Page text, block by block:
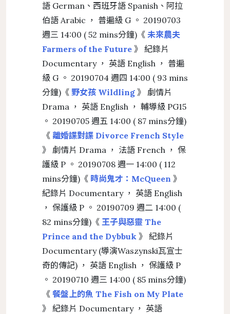
語 German、西班牙語 Spanish、阿拉
伯語 Arabic ， 普遍級 G 。 20190703
週三 14:00 ( 52 mins分鐘)《 未來農夫
Farmers of the Future 》 紀錄片
Documentary ， 英語 English ， 普遍
級 G 。 20190704 週四 14:00 ( 93 mins
分鐘)《 野女孩 Wildling 》 劇情片
Drama ， 英語 English ， 輔導級 PG15
。 20190705 週五 14:00 ( 87 mins分鐘)
《 離婚諜對諜 Divorce French Style
》 劇情片 Drama ， 法語 French ， 保
護級 P 。 20190708 週一 14:00 ( 112
mins分鐘)《 時尚鬼才：McQueen 》
紀錄片 Documentary ， 英語 English
， 保護級 P 。 20190709 週二 14:00 (
82 mins分鐘)《 王子與惡靈 The
Prince and the Dybbuk 》 紀錄片
Documentary (導演Waszynski瓦宣士
奇的傳記) ， 英語 English ， 保護級 P
。 20190710 週三 14:00 ( 85 mins分鐘)
《 餐盤上的魚 The Fish on My Plate
》 紀錄片 Documentary ， 英語